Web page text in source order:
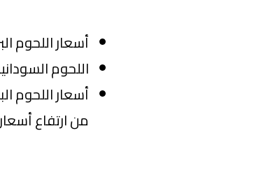
أسعار اللحوم
اللحوم السودانية
من ارتفاع